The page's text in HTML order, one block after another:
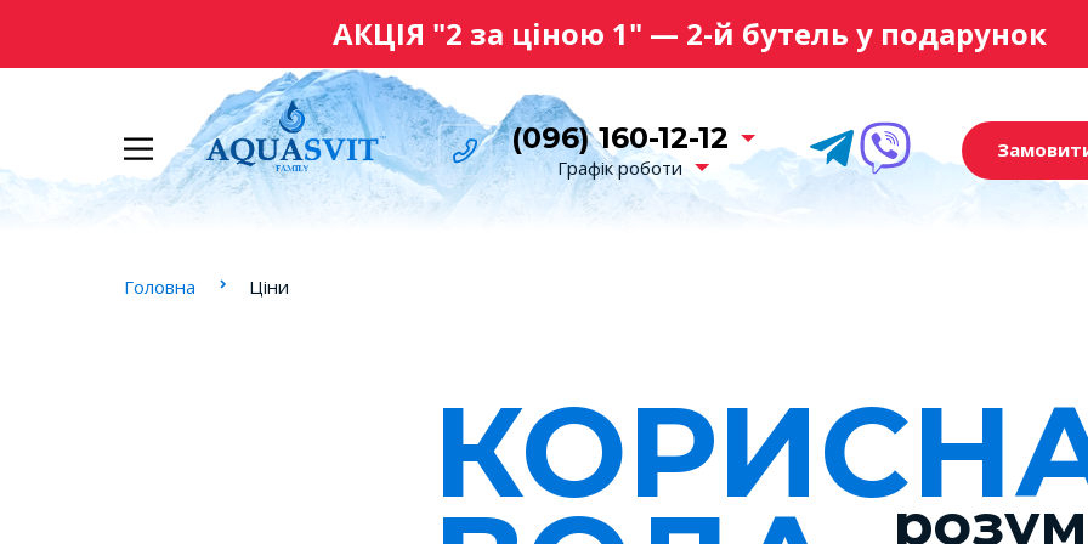
АКЦІЯ "2 за ціною 1" — 2-й бутель у подарунок
(096) 160-12-12
Графік роботи
Головна Ціни